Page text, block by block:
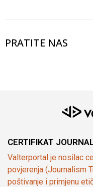
PRATITE NAS
CERTIFIKAT
Valterportal je nosilac
povjerenja (Journalism
poštivanje i primjenu